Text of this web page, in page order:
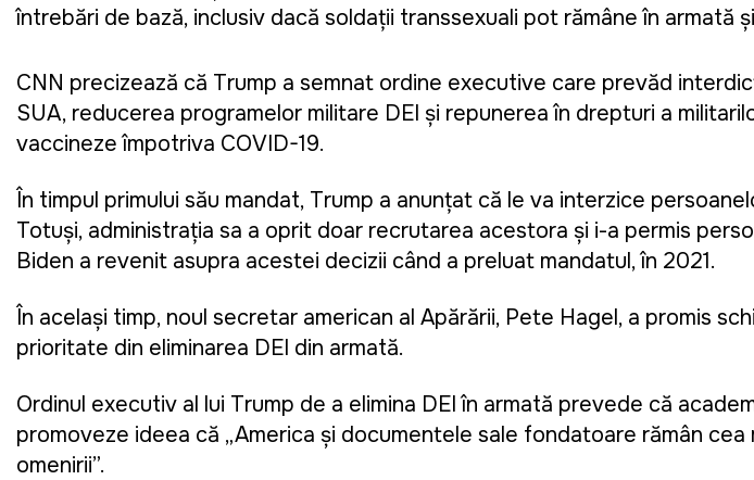
întrebări de bază, inclusiv dacă soldații transsexuali pot rămâne în armată
CNN precizează că Trump a semnat ordine executive care prevăd
SUA, reducerea programelor militare DEI și repunerea în drepturi a
vaccineze împotriva COVID-19.
În timpul primului său mandat, Trump a anunțat că le va interzice
Totuși, administrația sa a oprit doar recrutarea acestora și i-a permis
Biden a revenit asupra acestei decizii când a preluat mandatul, în 2021.
În același timp, noul secretar american al Apărării, Pete Hagel, a promis
prioritate din eliminarea DEI din armată.
Ordinul executiv al lui Trump de a elimina DEI în armată prevede că
promoveze ideea că „America și documentele sale fondatoare rămân cea
omenirii”.